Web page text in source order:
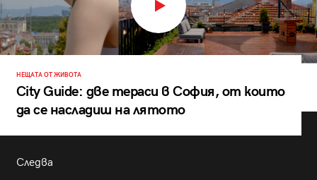
НЕЩАТА ОТ ЖИВОТА
City Guide: две тераси в София, от които
да се насладиш на лятото
Следва